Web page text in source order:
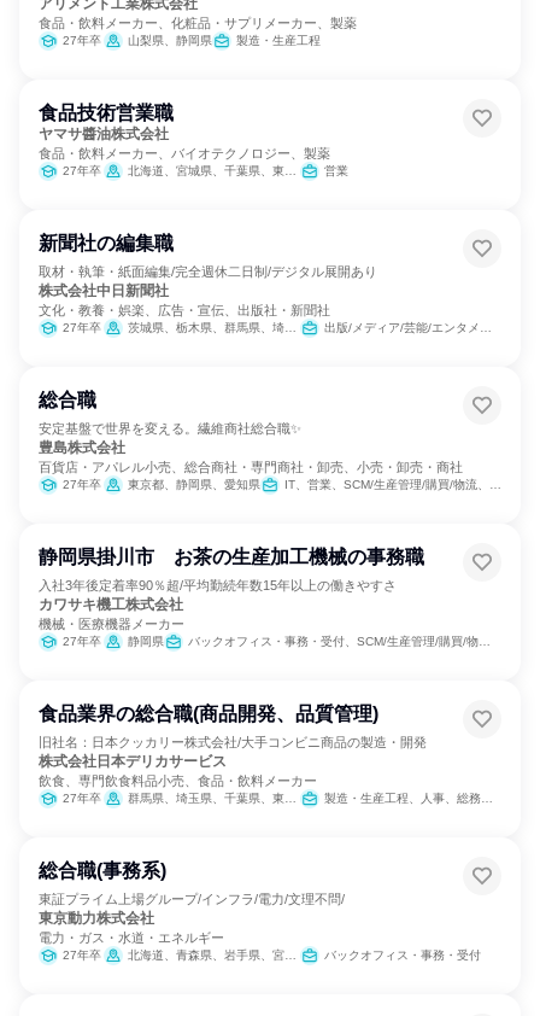
アリメント工業株式会社
食品・飲料メーカー、化粧品・サプリメーカー、製薬
27年卒 山梨県、静岡県 製造・生産工程
食品技術営業職
ヤマサ醬油株式会社
食品・飲料メーカー、バイオテクノロジー、製薬
27年卒 北海道、宮城県、千葉県、東京都、新潟県、石川県、静岡県、愛知県、大阪府、広島県、福岡県 営業
新聞社の編集職
取材・執筆・紙面編集/完全週休二日制/デジタル展開あり
株式会社中日新聞社
文化・教養・娯楽、広告・宣伝、出版社・新聞社
27年卒 茨城県、栃木県、群馬県、埼玉県、千葉県、東京都、神奈川県、富山県、石川県、福井県、長野県、岐阜県、静岡県、愛知県、三重県、滋賀県 出版/メディア/芸能/エンタメ専門職
総合職
安定基盤で世界を変える。繊維商社総合職✨
豊島株式会社
百貨店・アパレル小売、総合商社・専門商社・卸売、小売・卸売・商社
27年卒 東京都、静岡県、愛知県 IT、営業、SCM/生産管理/購買/物流、人事、総務
静岡県掛川市 お茶の生産加工機械の事務職
入社3年後定着率90％超/平均勤続年数15年以上の働きやすさ
カワサキ機工株式会社
機械・医療機器メーカー
27年卒 静岡県 バックオフィス・事務・受付、SCM/生産管理/購買/物流、総務
食品業界の総合職(商品開発、品質管理)
旧社名：日本クッカリー株式会社/大手コンビニ商品の製造・開発
株式会社日本デリカサービス
飲食、専門飲食料品小売、食品・飲料メーカー
27年卒 群馬県、埼玉県、千葉県、東京都、神奈川県、石川県、長野県、静岡県、愛知県、兵庫県、佐賀県 製造・生産工程、人事、総務、法務/知財、IT
総合職(事務系)
東証プライム上場グループ/インフラ/電力/文理不問/
東京動力株式会社
電力・ガス・水道・エネルギー
27年卒 北海道、青森県、岩手県、宮城県、福島県、茨城県、埼玉県、千葉県、東京都、神奈川県、新潟県、福井県、静岡県、大阪府、兵庫県、岡山県、広島県、長崎県 バックオフィス・事務・受付